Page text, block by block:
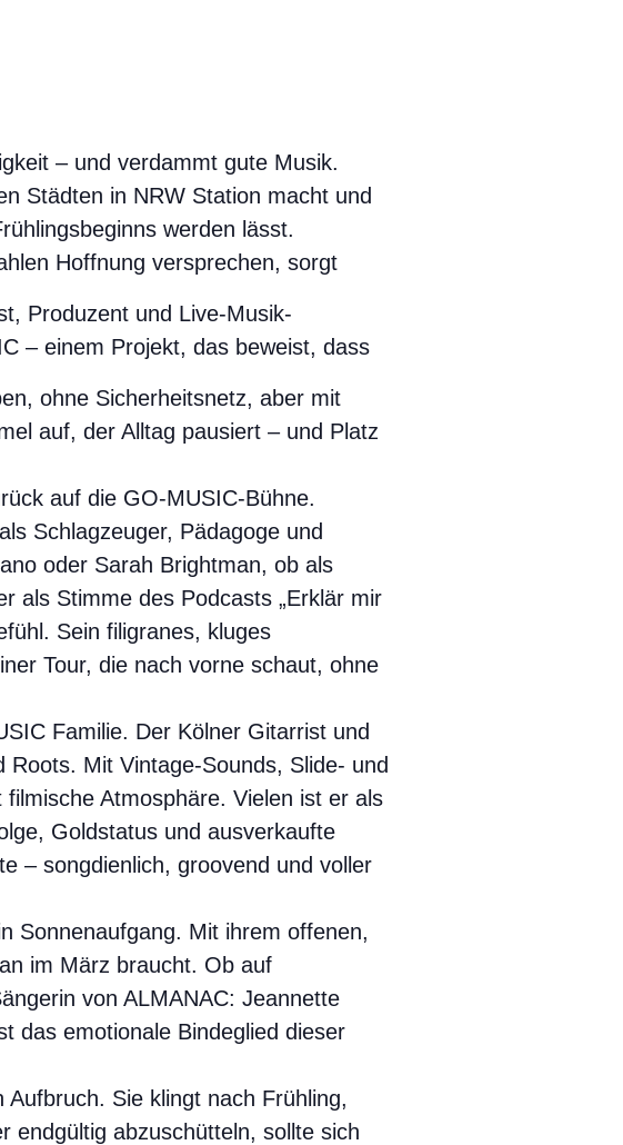
– und verdammt gute Musik.
Städten in NRW Station macht und
werden lässt.
Hoffnung versprechen, sorgt
Produzent und Live-Musik-
– einem Projekt, das beweist, dass
ohne Sicherheitsnetz, aber mit
auf, der Alltag pausiert – und Platz
auf die GO-MUSIC-Bühne.
Schlagzeuger, Pädagoge und
oder Sarah Brightman, ob als
als Stimme des Podcasts „Erklär mir
Sein filigranes, kluges
Tour, die nach vorne schaut, ohne
Familie. Der Kölner Gitarrist und
Mit Vintage-Sounds, Slide- und
Atmosphäre. Vielen ist er als
Goldstatus und ausverkaufte
– songdienlich, groovend und voller
Sonnenaufgang. Mit ihrem offenen,
im März braucht. Ob auf
von ALMANAC: Jeannette
das emotionale Bindeglied dieser
Sie klingt nach Frühling,
endgültig abzuschütteln, sollte sich